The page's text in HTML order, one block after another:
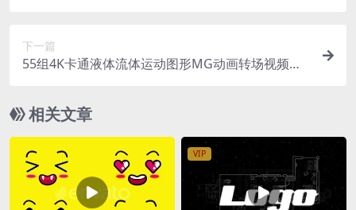
下一篇
55组4K卡通液体流体运动图形MG动画转场视频素
相关文章
VIP